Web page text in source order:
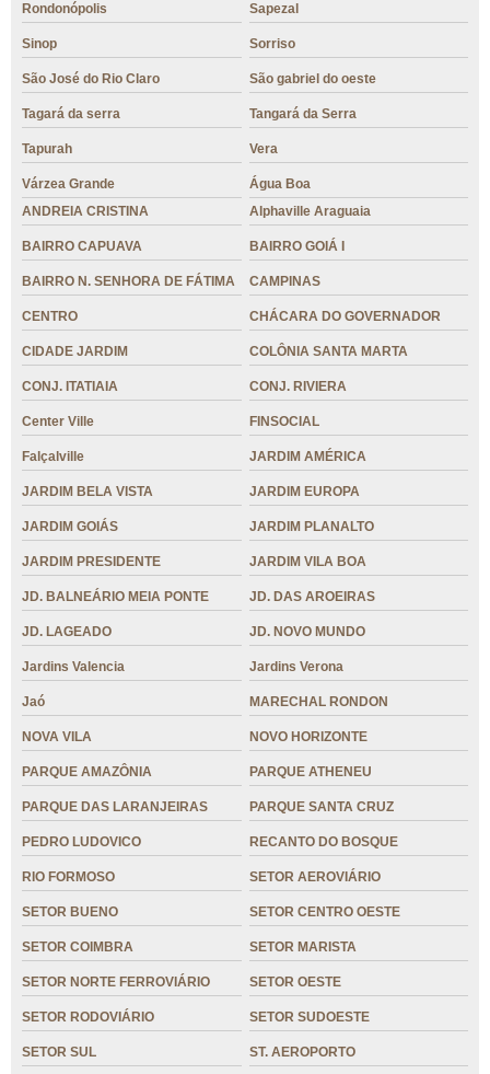
Rondonópolis Sapezal
Sinop Sorriso
São José do Rio Claro São gabriel do oeste
Tagará da serra Tangará da Serra
Tapurah Vera
Várzea Grande
Água Boa
ANDREIA CRISTINA
Alphaville Araguaia
BAIRRO CAPUAVA BAIRRO GOIÁ I
BAIRRO N. SENHORA DE FÁTIMA CAMPINAS
CENTRO CHÁCARA DO GOVERNADOR
CIDADE JARDIM COLÔNIA SANTA MARTA
CONJ. ITATIAIA CONJ. RIVIERA
Center Ville FINSOCIAL
Falçalville JARDIM AMÉRICA
JARDIM BELA VISTA JARDIM EUROPA
JARDIM GOIÁS JARDIM PLANALTO
JARDIM PRESIDENTE JARDIM VILA BOA
JD. BALNEÁRIO MEIA PONTE JD. DAS AROEIRAS
JD. LAGEADO JD. NOVO MUNDO
Jardins Valencia Jardins Verona
Jaó MARECHAL RONDON
NOVA VILA NOVO HORIZONTE
PARQUE AMAZÔNIA PARQUE ATHENEU
PARQUE DAS LARANJEIRAS PARQUE SANTA CRUZ
PEDRO LUDOVICO RECANTO DO BOSQUE
RIO FORMOSO SETOR AEROVIÁRIO
SETOR BUENO SETOR CENTRO OESTE
SETOR COIMBRA SETOR MARISTA
SETOR NORTE FERROVIÁRIO SETOR OESTE
SETOR RODOVIÁRIO SETOR SUDOESTE
SETOR SUL ST. AEROPORTO